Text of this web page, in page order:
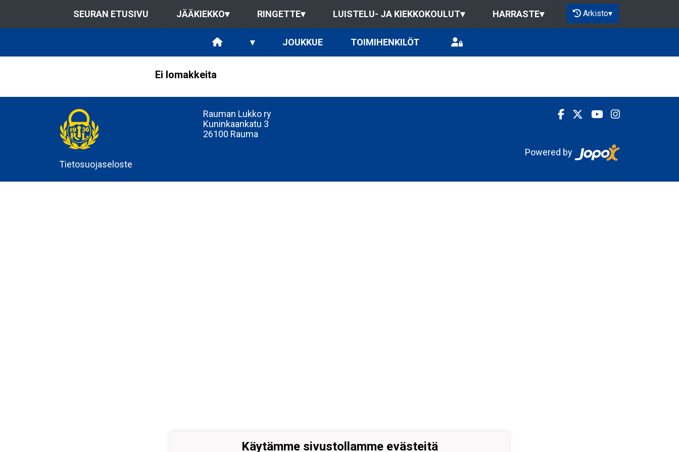
SEURAN ETUSIVU JÄÄKIEKKO▾ RINGETTE▾ LUISTELU- JA KIEKKOKOULUT▾ HARRASTE▾ Arkisto▾
▾ JOUKKUE TOIMIHENKILÖT
Ei lomakkeita
Tietosuojaseloste
Rauman Lukko ry
Kuninkaankatu 3
26100 Rauma
Powered by
Käytämme sivustollamme evästeitä